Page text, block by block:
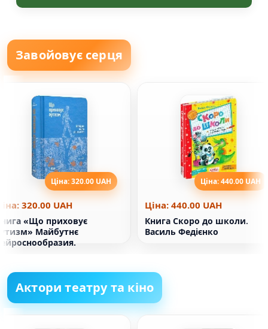
Завойовує серця
Ціна: 320.00 UAH
320.00 UAH
«Що приховує
Майбутнє
Ціна: 440.00 UAH
Ціна: 440.00 UAH
Книга Скоро до школи.
Василь Федієнко
Актори театру та кіно